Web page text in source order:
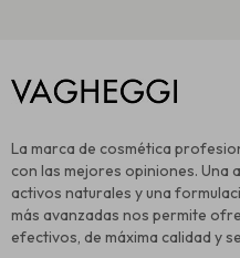
La marca de cosmética
con las mejores opiniones.
activos naturales y una
más avanzadas nos permite
efectivos, de máxima calidad y